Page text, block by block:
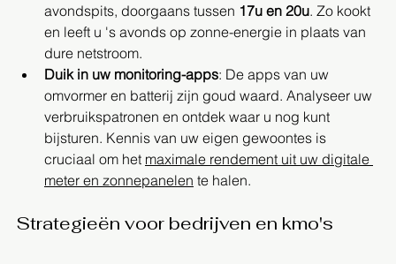
avondspits, doorgaans tussen 17u en 20u. Zo kookt
en leeft u 's avonds op zonne-energie in plaats van
dure netstroom.
Duik in uw monitoring-apps: De apps van uw
omvormer en batterij zijn goud waard. Analyseer uw
verbruikspatronen en ontdek waar u nog kunt
bijsturen. Kennis van uw eigen gewoontes is
cruciaal om het maximale rendement uit uw digitale
meter en zonnepanelen te halen.
Strategieën voor bedrijven en kmo's